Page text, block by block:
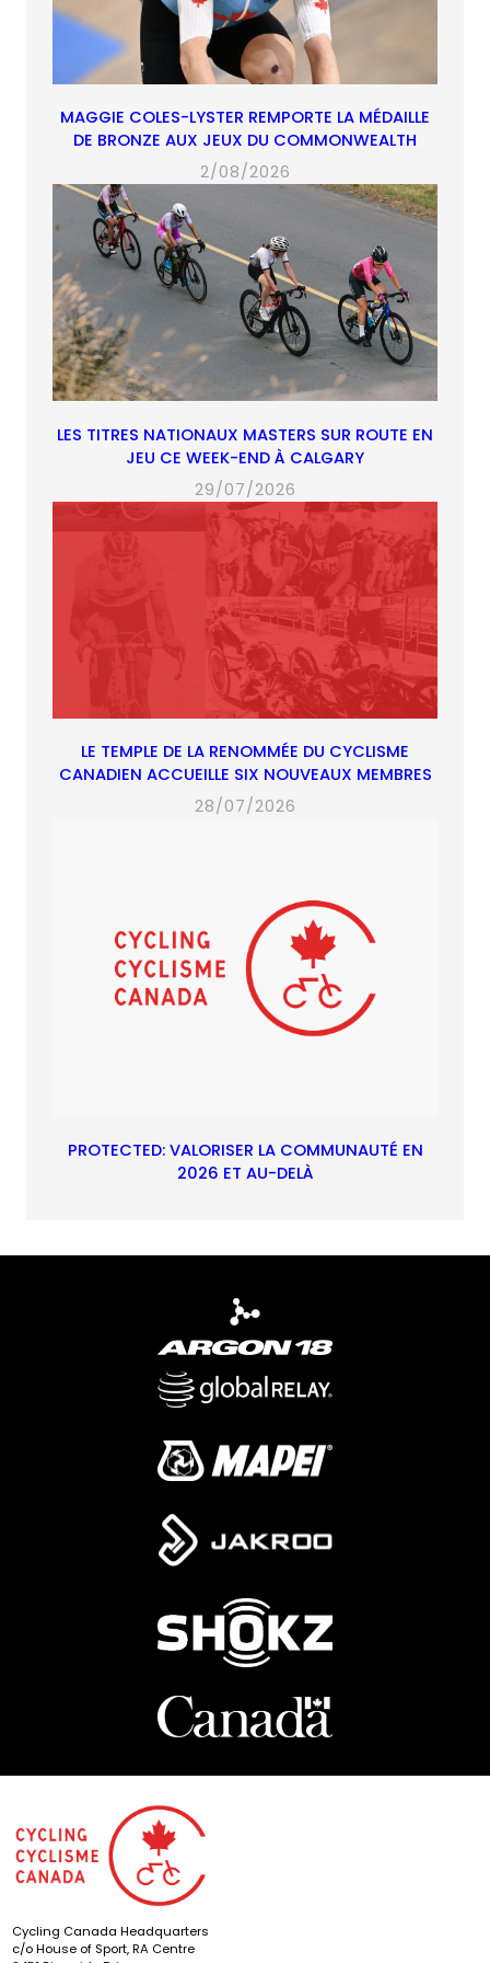
MAGGIE COLES-LYSTER REMPORTE LA MÉDAILLE
DE BRONZE AUX JEUX DU COMMONWEALTH
2/08/2026
LES TITRES NATIONAUX MASTERS SUR ROUTE EN
JEU CE WEEK-END À CALGARY
29/07/2026
LE TEMPLE DE LA RENOMMÉE DU CYCLISME
CANADIEN ACCUEILLE SIX NOUVEAUX MEMBRES
28/07/2026
PROTECTED: VALORISER LA COMMUNAUTÉ EN
2026 ET AU-DELÀ
Cycling Canada Headquarters
c/o House of Sport, RA Centre